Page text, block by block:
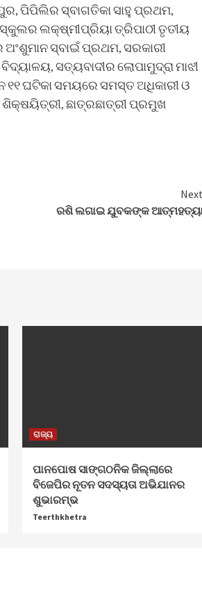
ପିପିଲିର ସ୍ବାଗତିକା ସାହୁ ପ୍ରଥମ,
ଲକ୍ଷ୍ମୀପ୍ରିୟା ତ୍ରିପାଠୀ ତୃତୀୟ
ସ୍ବାଇଁ ପ୍ରଥମ, ସରକାରୀ
ସତ୍ୟବାଦୀର ଲୋପାମୁଦ୍ରା ମାଝୀ
ଘଟିକା ସମୟରେ ସମସ୍ତ ଅଧିକାରୀ ଓ
ଶିକ୍ଷୟିତ୍ରୀ, ଛାତ୍ରଛାତ୍ରୀ ପ୍ରମୁଖ
ରଶି ଲଗାଇ ଯୁବକଙ୍କ
ରାଜ୍ୟ
ପାନପୋଷ ସାଙ୍ଗଠନିକ ଜିଲ୍ଲାରେ
ବିଜେପିର ନୂତନ ସଦସ୍ୟତା ଅଭିଯାନର
ଶୁଭାରମ୍ଭ
Teerthkhetra